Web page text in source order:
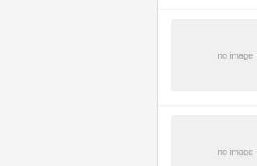
no image
no image